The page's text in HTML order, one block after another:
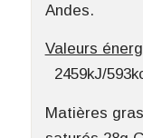
Andes.
Valeurs
2459kJ/
Matières